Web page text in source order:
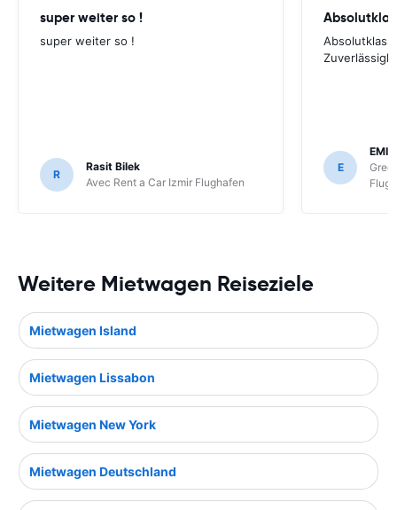
super weiter so !
super weiter so !
R
Rasit Bilek
Avec Rent a Car Izmir Flughafen
E
Weitere Mietwagen Reiseziele
Mietwagen Island
Mietwagen Lissabon
Mietwagen New York
Mietwagen Deutschland